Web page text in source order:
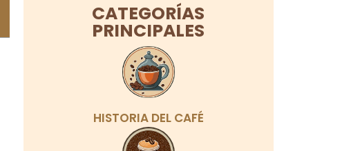
CATEGORÍAS
PRINCIPALES
HISTORIA DEL CAFÉ